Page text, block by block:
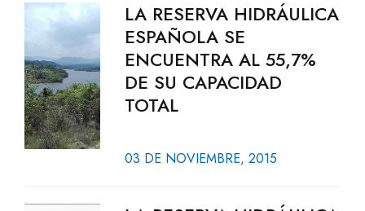
LA RESERVA HIDRÁULICA
ESPAÑOLA SE
ENCUENTRA AL 55,7%
DE SU CAPACIDAD
TOTAL
03 DE NOVIEMBRE, 2015